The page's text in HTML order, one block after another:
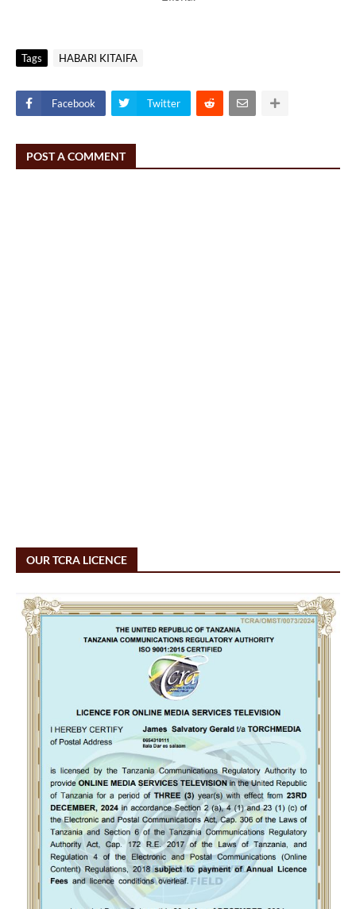
Tags HABARI KITAIFA
Facebook Twitter
POST A COMMENT
OUR TCRA LICENCE